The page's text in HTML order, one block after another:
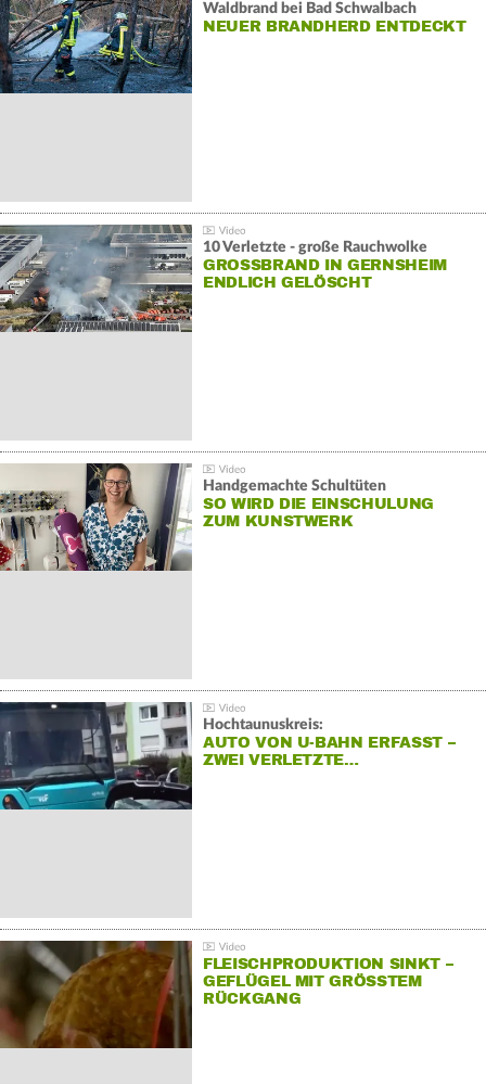
Waldbrand bei Bad Schwalbach
NEUER BRANDHERD ENTDECKT
10 Verletzte - große Rauchwolke
GROSSBRAND IN GERNSHEIM E
NDLICH GELÖSCHT
Handgemachte Schultüten
SO WIRD DIE EINSCHULUNG
ZUM KUNSTWERK
Hochtaunuskreis:
AUTO VON U-BAHN ERFASST –
ZWEI VERLETZTE…
FLEISCHPRODUKTION SINKT –
GEFLÜGEL MIT GRÖSSTEM R
ÜCKGANG